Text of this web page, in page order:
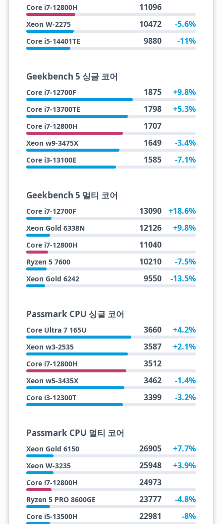
Core i7-12800H 11096
Xeon W-2275 10472 -5.6%
Core i5-14401TE 9880 -11%
Geekbench 5 싱글 코어
Core i7-12700F 1875 +9.8%
Core i7-13700TE 1798 +5.3%
Core i7-12800H 1707
Xeon w9-3475X 1649 -3.4%
Core i3-13100E 1585 -7.1%
Geekbench 5 멀티 코어
Core i7-12700F 13090 +18.6%
Xeon Gold 6338N 12126 +9.8%
Core i7-12800H 11040
Ryzen 5 7600 10210 -7.5%
Xeon Gold 6242 9550 -13.5%
Passmark CPU 싱글 코어
Core Ultra 7 165U 3660 +4.2%
Xeon w3-2535 3587 +2.1%
Core i7-12800H 3512
Xeon w5-3435X 3462 -1.4%
Core i3-12300T 3399 -3.2%
Passmark CPU 멀티 코어
Xeon Gold 6150 26905 +7.7%
Xeon W-3235 25948 +3.9%
Core i7-12800H 24973
Ryzen 5 PRO 8600GE 23777 -4.8%
Core i5-13500H 22981 -8%